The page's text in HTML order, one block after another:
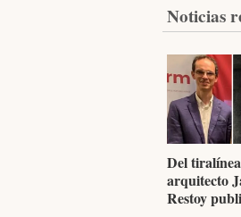
Noticias
Del
arquitecto
Restoy